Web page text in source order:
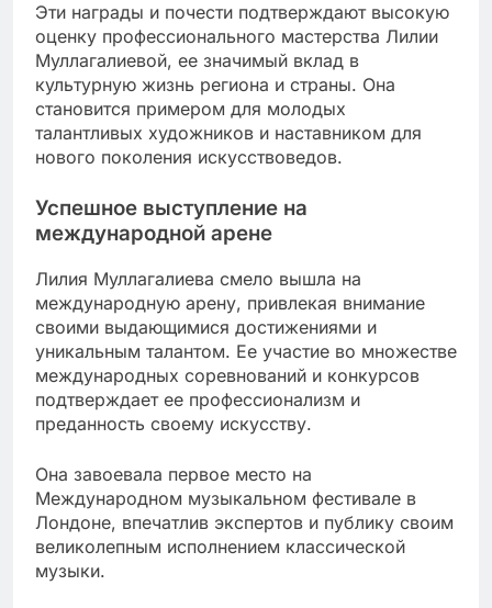
Эти награды и почести подтверждают высокую
оценку профессионального мастерства Лилии
Муллагалиевой, ее значимый вклад в
культурную жизнь региона и страны. Она
становится примером для молодых
талантливых художников и наставником для
нового поколения искусствоведов.
Успешное выступление на
международной арене
Лилия Муллагалиева смело вышла на
международную арену, привлекая внимание
своими выдающимися достижениями и
уникальным талантом. Ее участие во множестве
международных соревнований и конкурсов
подтверждает ее профессионализм и
преданность своему искусству.
Она завоевала первое место на
Международном музыкальном фестивале в
Лондоне, впечатлив экспертов и публику своим
великолепным исполнением классической
музыки.